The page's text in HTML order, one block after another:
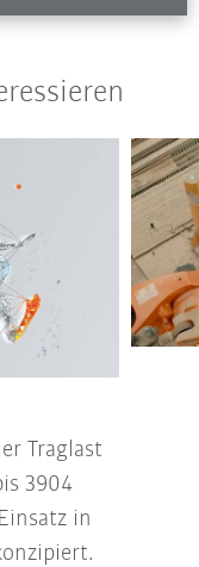
Traglast
3904
in